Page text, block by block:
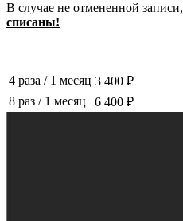
В случае не отмененной записи,
списаны!
4 раза / 1 месяц 3 400 ₽
8 раз / 1 месяц 6 400 ₽